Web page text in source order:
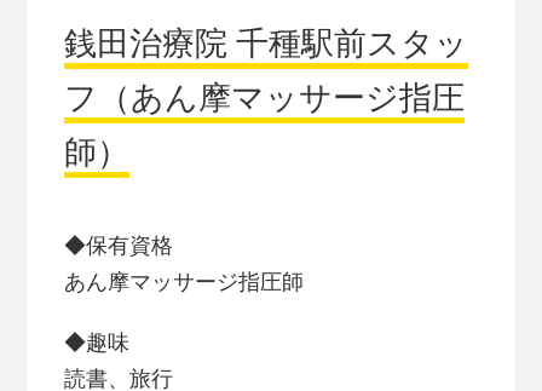
銭田治療院 千種駅前スタッ
フ（あん摩マッサージ指圧
師）
◆保有資格
あん摩マッサージ指圧師
◆趣味
読書、旅行